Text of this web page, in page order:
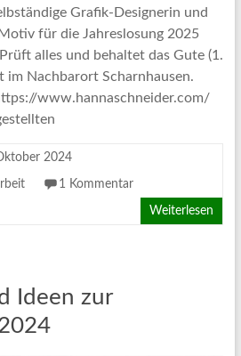
Grafik-Designerin und
für die Jahreslosung 2025
alles und behaltet das Gute (1.
im Nachbarort Scharnhausen.
www.hannaschneider.com/
2024
1 Kommentar
Weiterlesen
Ideen zur